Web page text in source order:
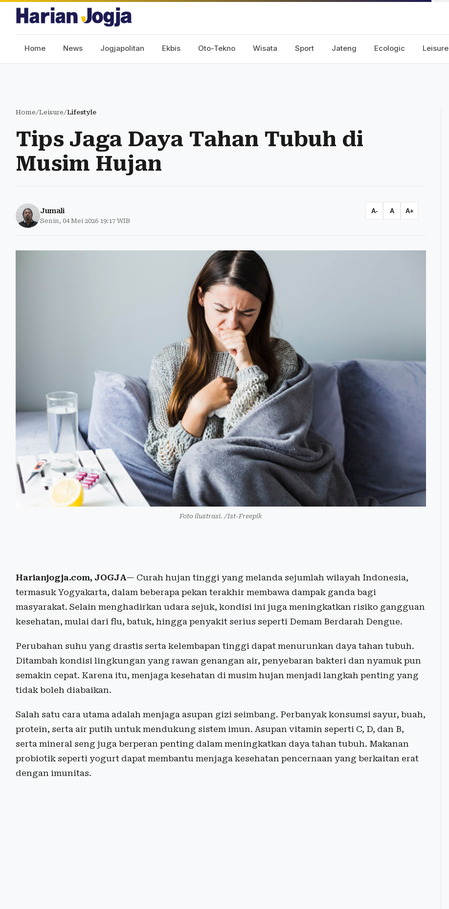
Home News Jogjapolitan Ekbis Oto-Tekno Wisata Sport Jateng Ecologic Leisure
Home/Leisure/Lifestyle
Tips Jaga Daya Tahan Tubuh di
Musim Hujan
Jumali
Senin, 04 Mei 2026 19:17 WIB
A- A A+
Foto ilustrasi. /Ist-Freepik
Harianjogja.com, JOGJA— Curah hujan tinggi yang melanda sejumlah wilayah Indonesia,
termasuk Yogyakarta, dalam beberapa pekan terakhir membawa dampak ganda bagi
masyarakat. Selain menghadirkan udara sejuk, kondisi ini juga meningkatkan risiko gangguan
kesehatan, mulai dari flu, batuk, hingga penyakit serius seperti Demam Berdarah Dengue.
Perubahan suhu yang drastis serta kelembapan tinggi dapat menurunkan daya tahan tubuh.
Ditambah kondisi lingkungan yang rawan genangan air, penyebaran bakteri dan nyamuk pun
semakin cepat. Karena itu, menjaga kesehatan di musim hujan menjadi langkah penting yang
tidak boleh diabaikan.
Salah satu cara utama adalah menjaga asupan gizi seimbang. Perbanyak konsumsi sayur, buah,
protein, serta air putih untuk mendukung sistem imun. Asupan vitamin seperti C, D, dan B,
serta mineral seng juga berperan penting dalam meningkatkan daya tahan tubuh. Makanan
probiotik seperti yogurt dapat membantu menjaga kesehatan pencernaan yang berkaitan erat
dengan imunitas.